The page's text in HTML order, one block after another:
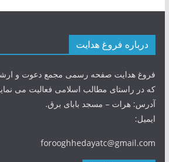
درباره فروغ هدایت
فروغ هدایت صفحه رسمی مجمع دعوت و
که در راستای مطالب اسلامی فعالیت می
آدرس: هرات – مسجد بابای برق.
ایمیل:
forooghhedayatc@gmail.com